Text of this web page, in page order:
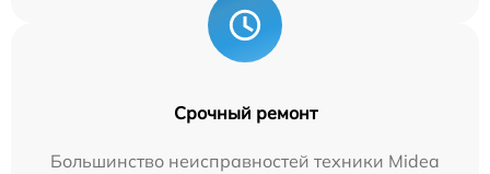
Срочный ремонт
Большинство неисправностей техники Midea